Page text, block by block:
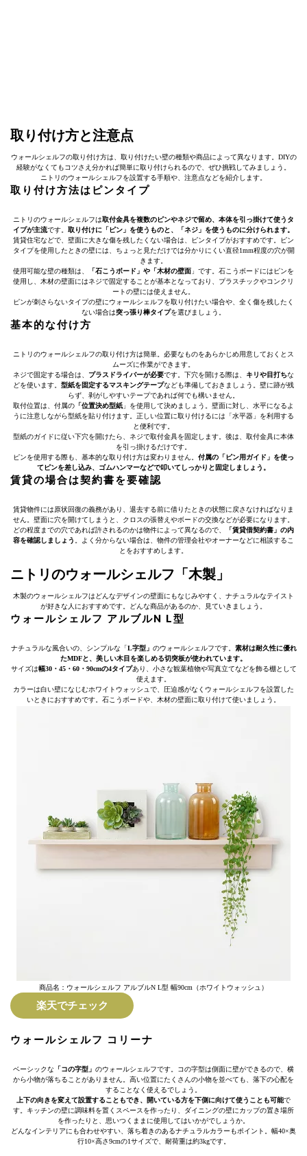
取り付け方と注意点
ウォールシェルフの取り付け方は、取り付けたい壁の種類や商品によって異なります。DIYの
経験がなくてもコツさえ分かれば簡単に取り付けられるので、ぜひ挑戦してみましょう。
ニトリのウォールシェルフを設置する手順や、注意点などを紹介します。
取り付け方法はピンタイプ
ニトリのウォールシェルフは取付金具を複数のピンやネジで留め、本体を引っ掛けて使うタ
イプが主流です。 取り付けに「ピン」を使うものと、「ネジ」を使うものに分けられます。
賃貸住宅などで、壁面に大きな傷を残したくない場合は、ピンタイプがおすすめです。ピン
タイプを使用したときの壁には、ちょっと見ただけでは分かりにくい直径1mm程度の穴が開
きます。
使用可能な壁の種類は、
「石こうボード」や「木材の壁面 」です。石こうボードにはピンを
使用し、木材の壁面にはネジで固定することが基本となっており、プラスチックやコンクリ
ートの壁には使えません。
ピンが刺さらないタイプの壁にウォールシェルフを取り付けたい場合や、全く傷を残したく
ない場合は突っ張り棒タイプを選びましょう。
基本的な付け方
ニトリのウォールシェルフの取り付け方は簡単。必要なものをあらかじめ用意しておくとス
ムーズに作業ができます。
ネジで固定する場合は、 プラスドライバーが必要です。下穴を開ける際は、 キリや目打ちな
どを使います。 型紙を固定するマスキングテープなども準備しておきましょう。壁に跡が残
らず、剥がしやすいテープであれば何でも構いません。
取付位置は、付属の 「位置決め型紙 」を使用して決めましょう。壁面に対し、水平になるよ
うに注意しながら型紙を貼り付けます。正しい位置に取り付けるには「水平器」を利用する
と便利です。
型紙のガイドに従い下穴を開けたら、ネジで取付金具を固定します。後は、取付金具に本体
を引っ掛けるだけです。
ピンを使用する際も、基本的な取り付け方は変わりません。 付属の「ピン用ガイド」を使っ
てピンを差し込み、ゴムハンマーなどで叩いてしっかりと固定しましょう。
賃貸の場合は契約書を要確認
賃貸物件には原状回復の義務があり、退去する前に借りたときの状態に戻さなければなりま
せん。壁面に穴を開けてしまうと、クロスの張替えやボードの交換などが必要になります。
どの程度までの穴であれば許されるのかは物件によって異なるので、
「賃貸借契約書」の内
容を確認しましょう
。よく分からない場合は、物件の管理会社やオーナーなどに相談するこ
とをおすすめします。
ニトリのウォールシェルフ「木製」
木製のウォールシェルフはどんなデザインの壁面にもなじみやすく、ナチュラルなテイスト
が好きな人におすすめです。どんな商品があるのか、見ていきましょう。
ウォールシェルフ アルブルN L型
ナチュラルな風合いの、シンプルな「L字型」 のウォールシェルフです。 素材は耐久性に優れ
たMDFと、美しい木目を楽しめる切突板が使われています。
サイズは幅30・45・60・90cmの4タイプあり、小さな観葉植物や写真立てなどを飾る棚として
使えます。
カラーは白い壁になじむホワイトウォッシュで、圧迫感がなくウォールシェルフを設置した
いときにおすすめです。石こうボードや、木材の壁面に取り付けて使いましょう。
商品名：ウォールシェルフ アルブルN L型 幅90cm（ホワイトウォッシュ）
楽天でチェック
ウォールシェルフ コリーナ
ベーシックな 「コの字型」 のウォールシェルフです。コの字型は側面に壁ができるので、横
から小物が落ちることがありません。高い位置にたくさんの小物を並べても、落下の心配を
することなく使えるでしょう。
上下の向きを変えて設置することもでき、開いている方を下側に向けて使うことも可能で
す。キッチンの壁に調味料を置くスペースを作ったり、ダイニングの壁にカップの置き場所
を作ったりと、思いつくままに使用してはいかがでしょうか。
どんなインテリアにも合わせやすい、落ち着きのあるナチュラルカラーもポイント。幅40×奥
行10×高さ9cmの1サイズで、耐荷重は約3kgです。